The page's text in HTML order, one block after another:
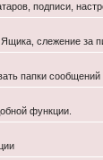
подписи,
слежение за
папки
функции.